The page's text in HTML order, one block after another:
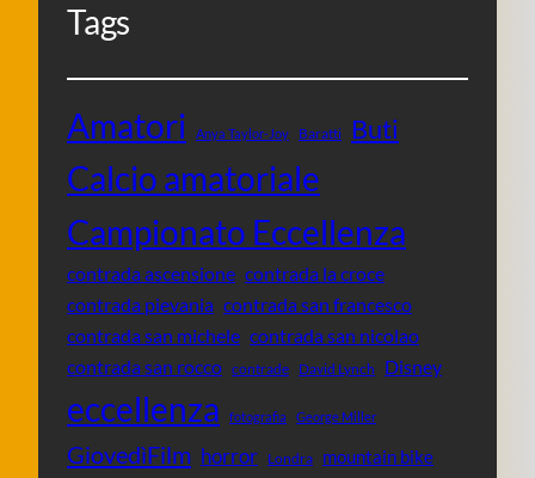
Tags
Amatori Anya Taylor-Joy Baratti Buti
Calcio amatoriale
Campionato Eccellenza
contrada ascensione contrada la croce
contrada pievania contrada san francesco
contrada san michele contrada san nicolao
contrada san rocco contrade David Lynch Disney
eccellenza fotografia George Miller
GiovedìFilm horror Londra mountain bike